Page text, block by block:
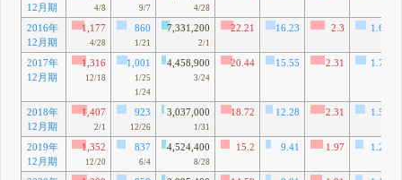
12月期
4/8 9/7 4/28
2016年
12月期
1,177
4/28
860
1/21
7,331,200
2/1
22.21 16.23 2.3 1.68
2017年
12月期
1,316
12/18
1,001
1/25
1/24
4,458,900
3/24
20.44 15.55 2.31 1.76
2018年
12月期
1,407
2/1
923
12/26
3,037,000
1/31
18.72 12.28 2.31 1.52
2019年
12月期
1,352
12/20
837
6/4
4,524,400
8/28
15.2 9.41 1.97 1.22